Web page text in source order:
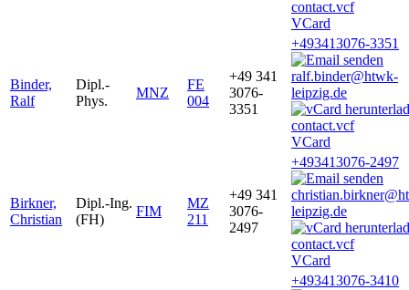
VCard
Binder,
Ralf
Dipl.-
Phys.
MNZ
FE
004
+49 341
3076-
3351
+493413076-3351
ralf.binder@htwk-
leipzig.de
VCard
Birkner,
Christian
Dipl.-Ing.
(FH)
FIM
MZ
211
+49 341
3076-
2497
+493413076-2497
leipzig.de
VCard
+493413076-3410